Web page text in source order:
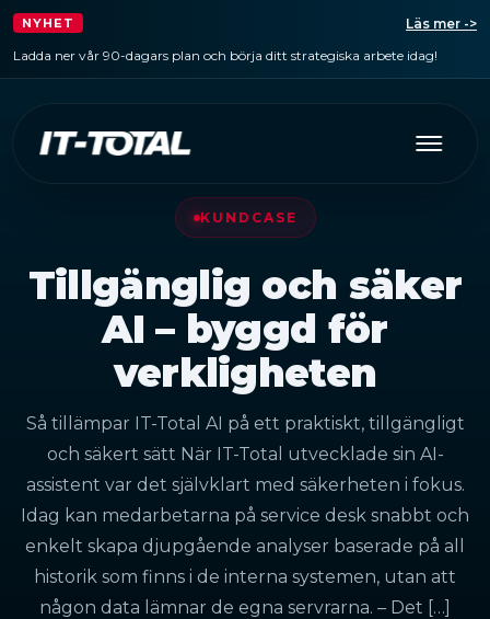
NYHET
Ladda ner vår 90-dagars plan och börja ditt strategiska arbete idag!
Läs mer ->
KUNDCASE
Tillgänglig och säker
AI – byggd för
verkligheten
Så tillämpar IT-Total AI på ett praktiskt, tillgängligt
och säkert sätt När IT-Total utvecklade sin AI-
assistent var det självklart med säkerheten i fokus.
Idag kan medarbetarna på service desk snabbt och
enkelt skapa djupgående analyser baserade på all
historik som finns i de interna systemen, utan att
någon data lämnar de egna servrarna. – Det […]